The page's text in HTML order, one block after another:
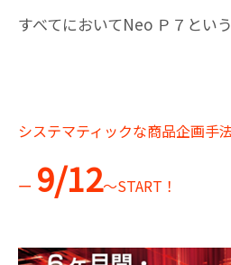
すべてにおいてNeo Ｐ７とい
システマティックな商品企画手
ー 9/12～START！